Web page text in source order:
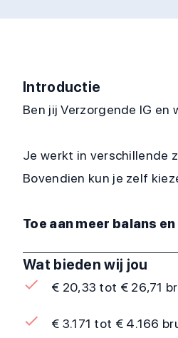
Introductie
Ben jij Verzorgende IG en
Je werkt in verschillende
Bovendien kun je zelf
Toe aan meer balans
Wat bieden wij jou
€ 20,33 tot € 26,71
€ 3.171 tot € 4.166